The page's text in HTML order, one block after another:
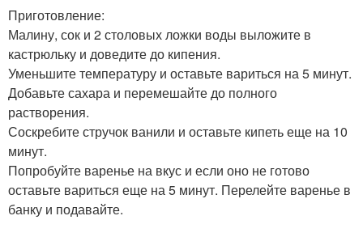
Приготовление:
Малину, сок и 2 столовых ложки воды выложите в
кастрюльку и доведите до кипения.
Уменьшите температуру и оставьте вариться на 5 минут.
Добавьте сахара и перемешайте до полного
растворения.
Соскребите стручок ванили и оставьте кипеть еще на 10
минут.
Попробуйте варенье на вкус и если оно не готово
оставьте вариться еще на 5 минут. Перелейте варенье в
банку и подавайте.